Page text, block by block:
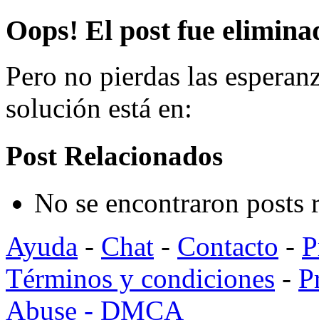
Oops! El post fue
Pero no pierdas las
solución está en:
Post Relacionados
No se encontraron posts
Ayuda - Chat - Contacto -
Términos y condiciones -
Abuse - DMCA